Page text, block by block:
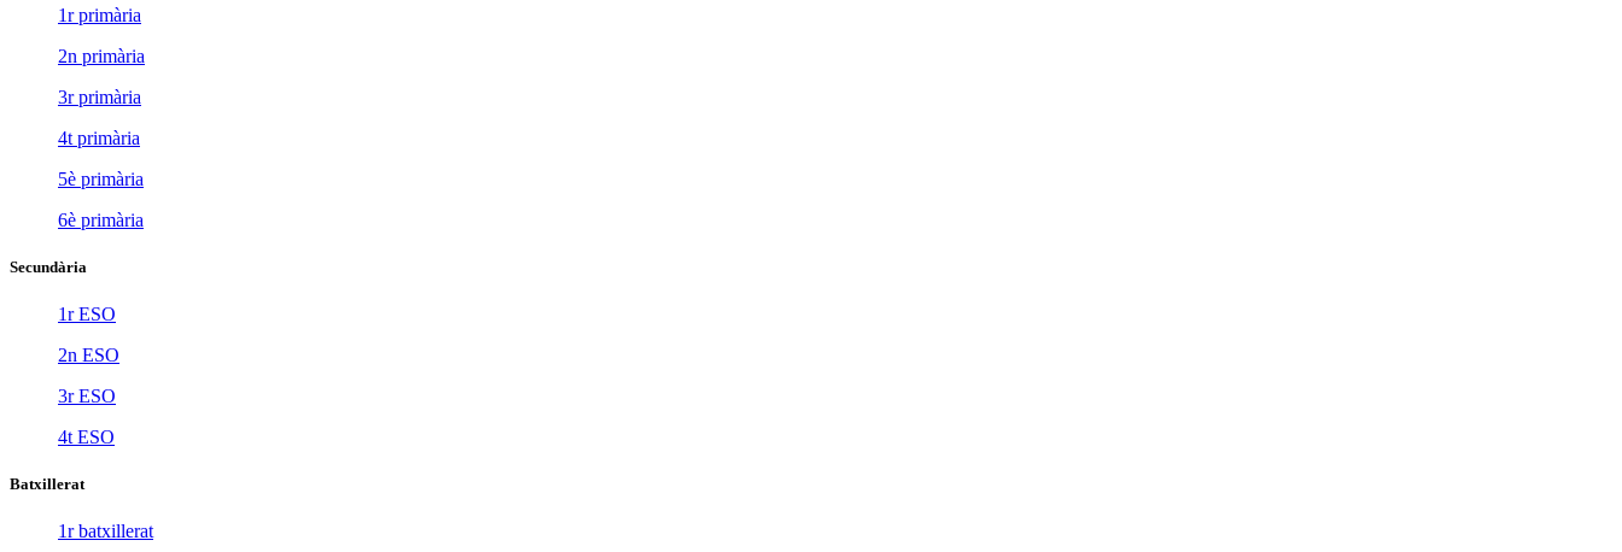
1r primària
2n primària
3r primària
4t primària
5è primària
6è primària
Secundària
1r ESO
2n ESO
3r ESO
4t ESO
Batxillerat
1r batxillerat